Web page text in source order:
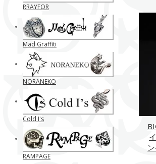
RRAYFOR
Mad Graffiti
NORANEKO
Cold I's
RAMPAGE